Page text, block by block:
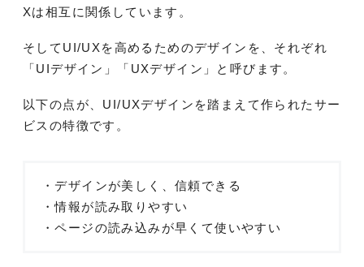
Xは相互に関係しています。
そしてUI/UXを高めるためのデザインを、それぞれ
「UIデザイン」「UXデザイン」と呼びます。
以下の点が、UI/UXデザインを踏まえて作られたサー
ビスの特徴です。
・デザインが美しく、信頼できる
・情報が読み取りやすい
・ページの読み込みが早くて使いやすい